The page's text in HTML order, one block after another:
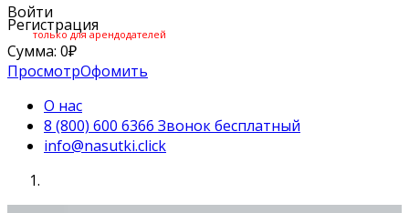
Войти
Регистрация
только для арендодателей
Сумма: 0₽
ПросмотрОфомить
О нас
8 (800) 600 6366 Звонок бесплатный
info@nasutki.click